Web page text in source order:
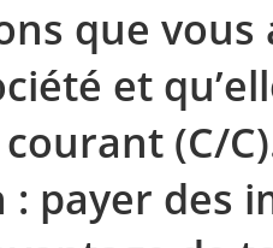
que
et
(C/
payer des